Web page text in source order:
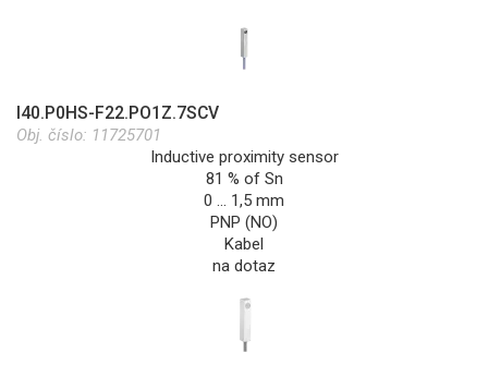
I40.P0HS-F22.PO1Z.7SCV
Obj. číslo: 11725701
Inductive proximity sensor
81 % of Sn
0 … 1,5 mm
PNP (NO)
Kabel
na dotaz